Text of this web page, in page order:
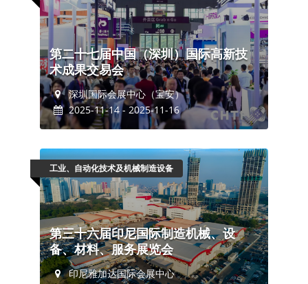
第二十七届中国（深圳）国际高新技
术成果交易会
深圳国际会展中心（宝安）
2025-11-14 - 2025-11-16
工业、自动化技术及机械制造设备
第三十六届印尼国际制造机械、设
备、材料、服务展览会
印尼雅加达国际会展中心